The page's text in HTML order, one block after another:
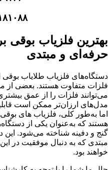
بهترین فلزیاب بوقی
حرفه‌ای و مبتدی
دستگاه‌های فلزیاب طلایاب
فلزات متفاوت هستند. بعضی از
می‌توانند فلزات را از عمق
مدل‌های ارزان‌تر ممکن است
اما به‌طور کلی، فلزیاب های
هستند که به‌عنوان یکی از
گنج و دفینه شناخته می‌شود. این
مبتدی که به دنبال موفقیت در
خواهند بود.